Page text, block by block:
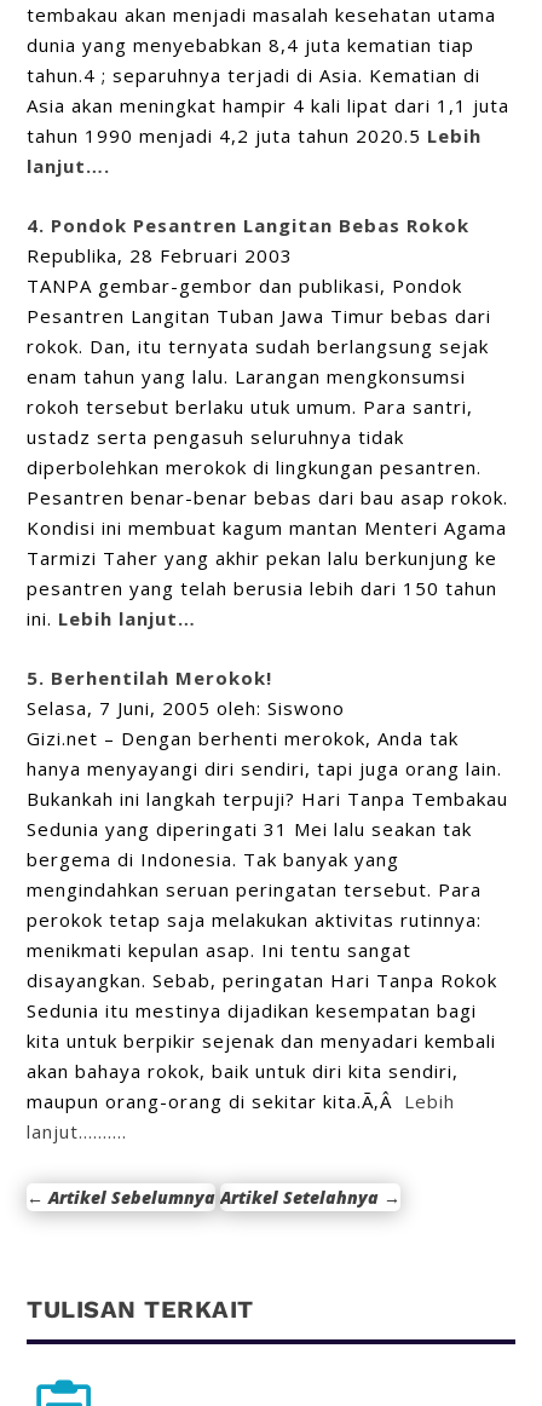
tembakau akan menjadi masalah kesehatan utama
dunia yang menyebabkan 8,4 juta kematian tiap
tahun.4 ; separuhnya terjadi di Asia. Kematian di
Asia akan meningkat hampir 4 kali lipat dari 1,1 juta
tahun 1990 menjadi 4,2 juta tahun 2020.5 Lebih
lanjut….
4. Pondok Pesantren Langitan Bebas Rokok
Republika, 28 Februari 2003
TANPA gembar-gembor dan publikasi, Pondok
Pesantren Langitan Tuban Jawa Timur bebas dari
rokok. Dan, itu ternyata sudah berlangsung sejak
enam tahun yang lalu. Larangan mengkonsumsi
rokoh tersebut berlaku utuk umum. Para santri,
ustadz serta pengasuh seluruhnya tidak
diperbolehkan merokok di lingkungan pesantren.
Pesantren benar-benar bebas dari bau asap rokok.
Kondisi ini membuat kagum mantan Menteri Agama
Tarmizi Taher yang akhir pekan lalu berkunjung ke
pesantren yang telah berusia lebih dari 150 tahun
ini. Lebih lanjut…
5. Berhentilah Merokok!
Selasa, 7 Juni, 2005 oleh: Siswono
Gizi.net – Dengan berhenti merokok, Anda tak
hanya menyayangi diri sendiri, tapi juga orang lain.
Bukankah ini langkah terpuji? Hari Tanpa Tembakau
Sedunia yang diperingati 31 Mei lalu seakan tak
bergema di Indonesia. Tak banyak yang
mengindahkan seruan peringatan tersebut. Para
perokok tetap saja melakukan aktivitas rutinnya:
menikmati kepulan asap. Ini tentu sangat
disayangkan. Sebab, peringatan Hari Tanpa Rokok
Sedunia itu mestinya dijadikan kesempatan bagi
kita untuk berpikir sejenak dan menyadari kembali
akan bahaya rokok, baik untuk diri kita sendiri,
maupun orang-orang di sekitar kita.Ã‚Â Lebih
lanjut……….
←Artikel Sebelumnya Artikel Setelahnya →
TULISAN TERKAIT